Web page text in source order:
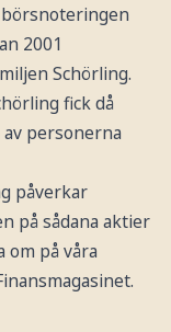
2001
Schörling.
fick då
personerna
påverkar
på sådana aktier
på våra